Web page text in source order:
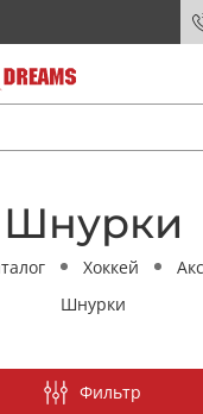
Шнурки
Хоккей
Шнурки
Фильтр